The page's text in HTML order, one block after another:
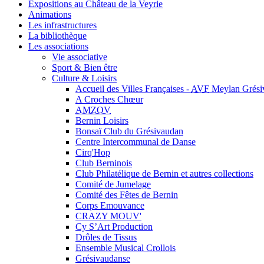
Expositions au Château de la Veyrie
Animations
Les infrastructures
La bibliothèque
Les associations
Vie associative
Sport & Bien être
Culture & Loisirs
Accueil des Villes Françaises -AVF Meylan
A Croches Chœur
AMZOV
Bernin Loisirs
Bonsaï Club du Grésivaudan
Centre Intercommunal de Danse
Cirq'Hop
Club Berninois
Club Philatélique de Bernin et autres collections
Comité de Jumelage
Comité des Fêtes de Bernin
Corps Emouvance
CRAZY MOUV'
Cy S’Art Production
Drôles de Tissus
Ensemble Musical Crollois
Grésivaudanse